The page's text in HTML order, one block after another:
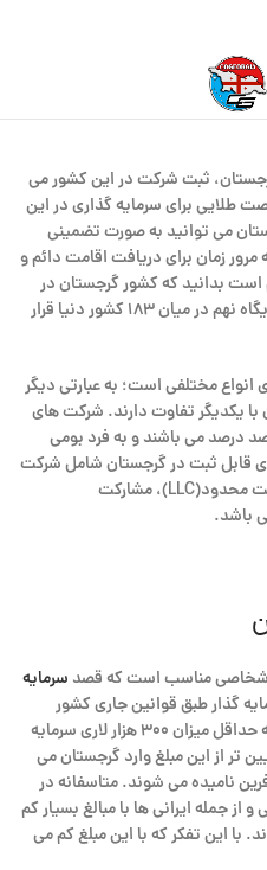
ثبت شرکت در این کشور می
برای سرمایه گذاری در این
می توانید به صورت تضمینی
زمان برای دریافت اقامت دائم و
است بدانید که کشور گرجستان در
رده بندی جهانی از لحاظ تجارت، در جایگاه نهم در میان ۱۸۳ کشور دنیا قرار
مختلفی است؛ به عبارتی دیگر
یکدیگر تفاوت دارند. شرکت های
درصد می باشند و به فرد بومی
قابل ثبت در گرجستان شامل شرکت
سهامی خاص(JSC)، شرکت با مسئولیت محدود(LLC)، مشارکت
اشخاصی مناسب است که قصد سرمایه
گذار طبق قوانین جاری کشور
گرجستان به شخصی اطلاق می شود که حداقل میزان ۳۰۰ هزار لاری سرمایه
تر از این مبلغ وارد گرجستان می
نامیده می شوند. متاسفانه در
از جمله ایرانی ها با مبالغ بسیار کم
شوند. با این تفکر که با این مبلغ کم می